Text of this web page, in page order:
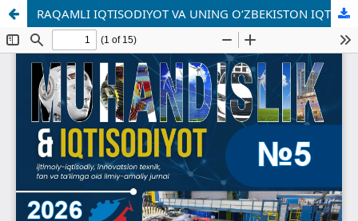
RAQAMLI IQTISODIYOT VA UNING O‘ZBEKISTON IQTISODIY TARAQQIYOTIGA TA’SIRI